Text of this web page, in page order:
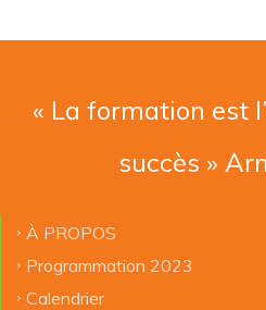
« La formation est
succès »
À PROPOS
Programmation 2023
Calendrier